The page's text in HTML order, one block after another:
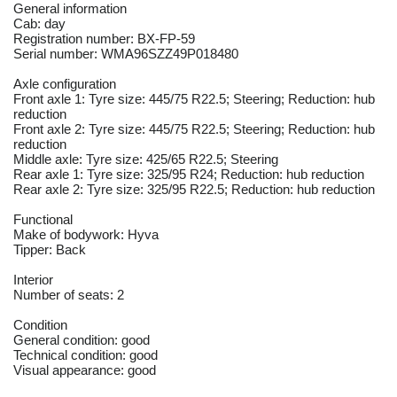
General information
Cab: day
Registration number: BX-FP-59
Serial number: WMA96SZZ49P018480
Axle configuration
Front axle 1: Tyre size: 445/75 R22.5; Steering; Reduction: hub
reduction
Front axle 2: Tyre size: 445/75 R22.5; Steering; Reduction: hub
reduction
Middle axle: Tyre size: 425/65 R22.5; Steering
Rear axle 1: Tyre size: 325/95 R24; Reduction: hub reduction
Rear axle 2: Tyre size: 325/95 R22.5; Reduction: hub reduction
Functional
Make of bodywork: Hyva
Tipper: Back
Interior
Number of seats: 2
Condition
General condition: good
Technical condition: good
Visual appearance: good